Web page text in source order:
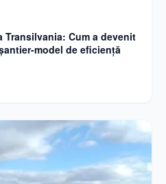
Transilvania: Cum a devenit
model de eficiență